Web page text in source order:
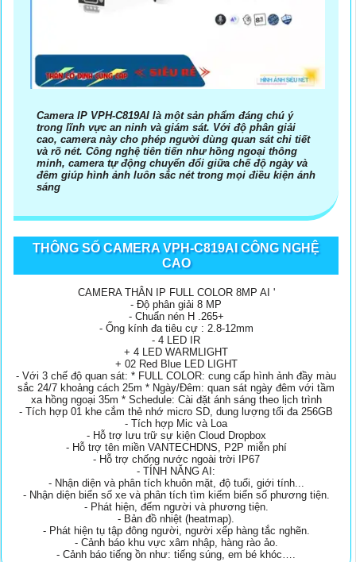
Camera IP VPH-C819AI là một sản phẩm đáng chú ý
trong lĩnh vực an ninh và giám sát. Với độ phân giải
cao, camera này cho phép người dùng quan sát chi tiết
và rõ nét. Công nghệ tiên tiến như hồng ngoại thông
minh, camera tự động chuyển đổi giữa chế độ ngày và
đêm giúp hình ảnh luôn sắc nét trong mọi điều kiện ánh
sáng
THÔNG SỐ CAMERA VPH-C819AI CÔNG NGHỆ
CAO
CAMERA THÂN IP FULL COLOR 8MP AI '
- Độ phân giải 8 MP
- Chuẩn nén H .265+
- Ống kính đa tiêu cự : 2.8-12mm
- 4 LED IR
+ 4 LED WARMLIGHT
+ 02 Red Blue LED LIGHT
- Với 3 chế độ quan sát: * FULL COLOR: cung cấp hình ảnh đầy màu
sắc 24/7 khoảng cách 25m * Ngày/Đêm: quan sát ngày đêm với tầm
xa hồng ngoại 35m * Schedule: Cài đặt ánh sáng theo lịch trình
- Tích hợp 01 khe cắm thẻ nhớ micro SD, dung lượng tối đa 256GB
- Tích hợp Mic và Loa
- Hỗ trợ lưu trữ sự kiện Cloud Dropbox
- Hỗ trợ tên miền VANTECHDNS, P2P miễn phí
- Hỗ trợ chống nước ngoài trời IP67
- TÍNH NĂNG AI:
- Nhận diện và phân tích khuôn mặt, độ tuổi, giới tính...
- Nhận diện biển số xe và phân tích tìm kiếm biển số phương tiện.
- Phát hiện, đếm người và phương tiện.
- Bản đồ nhiệt (heatmap).
- Phát hiện tụ tập đông người, người xếp hàng tắc nghẽn.
- Cảnh báo khu vực xâm nhập, hàng rào ảo.
- Cảnh báo tiếng ồn như: tiếng súng, em bé khóc….